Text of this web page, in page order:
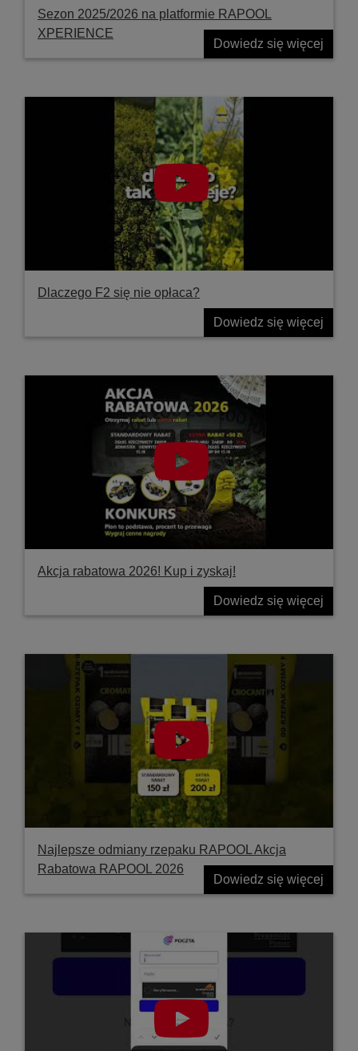
Sezon 2025/2026 na platformie RAPOOL
XPERIENCE
Dowiedz się więcej
Dlaczego F2 się nie opłaca?
Dowiedz się więcej
Akcja rabatowa 2026! Kup i zyskaj!
Dowiedz się więcej
Najlepsze odmiany rzepaku RAPOOL Akcja
Rabatowa RAPOOL 2026
Dowiedz się więcej